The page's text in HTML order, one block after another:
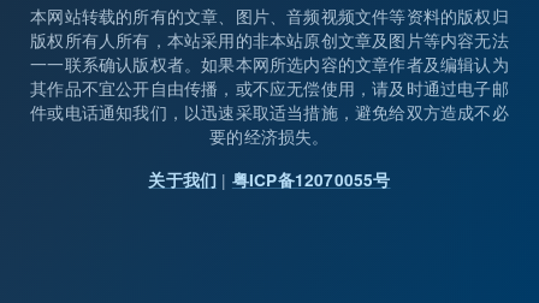
本网站转载的所有的文章、图片、音频视频文件等资料的版权归
版权所有人所有，本站采用的非本站原创文章及图片等内容无法
一一联系确认版权者。如果本网所选内容的文章作者及编辑认为
其作品不宜公开自由传播，或不应无偿使用，请及时通过电子邮
件或电话通知我们，以迅速采取适当措施，避免给双方造成不必
要的经济损失。
关于我们 | 粤ICP备12070055号